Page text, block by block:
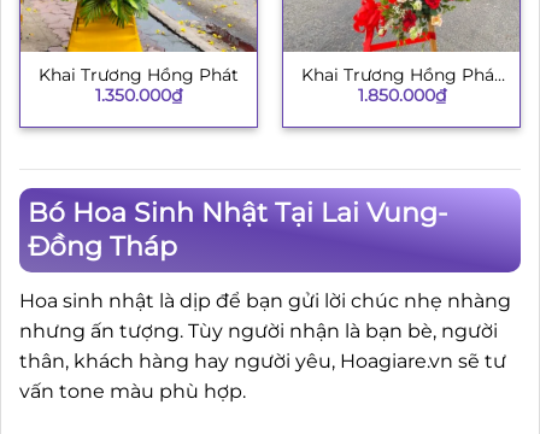
Khai Trương Hồng Phát
1.350.000₫
Khai Trương Hồng Phát
134
1.850.000₫
Bó Hoa Sinh Nhật Tại Lai Vung-
Đồng Tháp
Hoa sinh nhật là dịp để bạn gửi lời chúc nhẹ nhàng
nhưng ấn tượng. Tùy người nhận là bạn bè, người
thân, khách hàng hay người yêu, Hoagiare.vn sẽ tư
vấn tone màu phù hợp.